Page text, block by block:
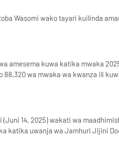
Wasomi wako tayari kuilinda
amesema kuwa katika mwaka
88,320 wa mwaka wa kwanza ili
14, 2025) wakati wa
katika uwanja wa Jamhuri Jijini